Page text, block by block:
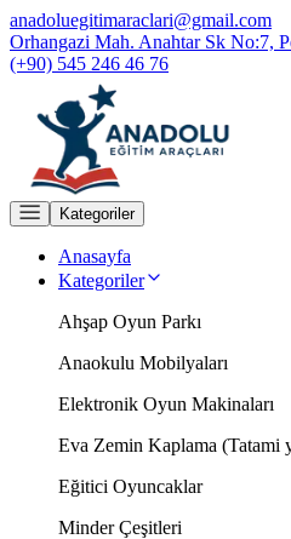
anadoluegitimaraclari@gmail.com
Orhangazi Mah. Anahtar Sk No:7,
(+90) 545 246 46 76
Kategoriler
Anasayfa
Kategoriler
Ahşap Oyun Parkı
Anaokulu Mobilyaları
Elektronik Oyun Makinaları
Eva Zemin Kaplama (Tatami
Eğitici Oyuncaklar
Minder Çeşitleri